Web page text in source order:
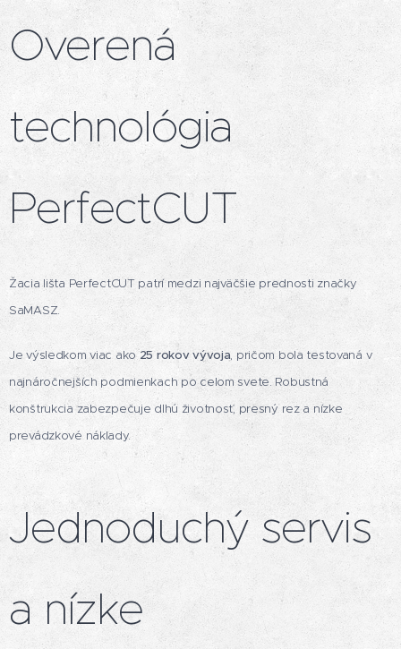
Overená
technológia
PerfectCUT
Žacia lišta PerfectCUT patrí medzi najväčšie prednosti značky
SaMASZ.
Je výsledkom viac ako25 rokov vývoja, pričom bola testovaná v
najnáročnejších podmienkach po celom svete. Robustná
konštrukcia zabezpečuje dlhú životnosť, presný rez a nízke
prevádzkové náklady.
Jednoduchý servis
a nízke